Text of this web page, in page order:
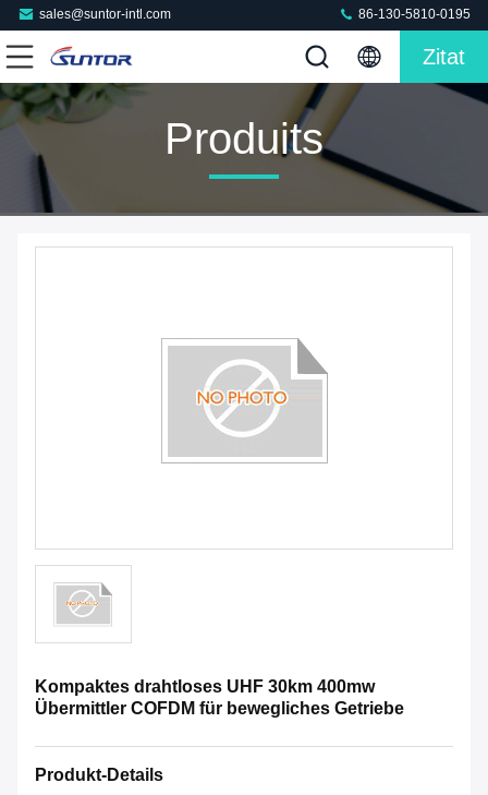
sales@suntor-intl.com 86-130-5810-0195
Zitat
Produits
Kompaktes drahtloses UHF 30km 400mw
Übermittler COFDM für bewegliches Getriebe
Produkt-Details